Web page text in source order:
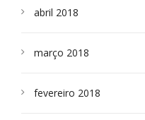
abril 2018
março 2018
fevereiro 2018